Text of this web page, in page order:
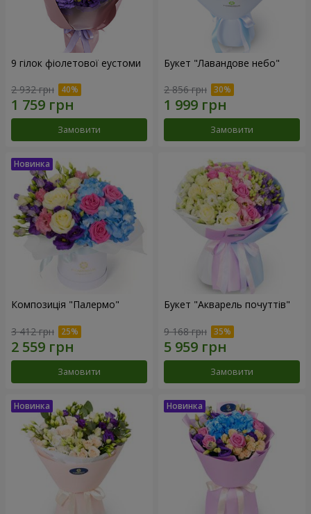
9 гілок фіолетової еустоми
2 932 грн
Замовити
Букет "Лавандове небо"
2 856 грн
Замовити
Композиція "Палермо"
3 412 грн
Замовити
Букет "Акварель почуттів"
9 168 грн
Замовити